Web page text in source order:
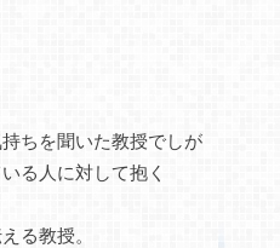
ちを聞いた教授でしが
る人に対して抱く
る教授。